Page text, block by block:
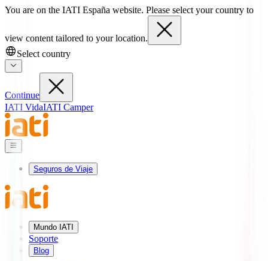
You are on the IATI España website. Please select your country to
view content tailored to your location.
Select country
Continue
IATI VidaIATI Camper
Seguros de Viaje
Mundo IATI
Soporte
Blog